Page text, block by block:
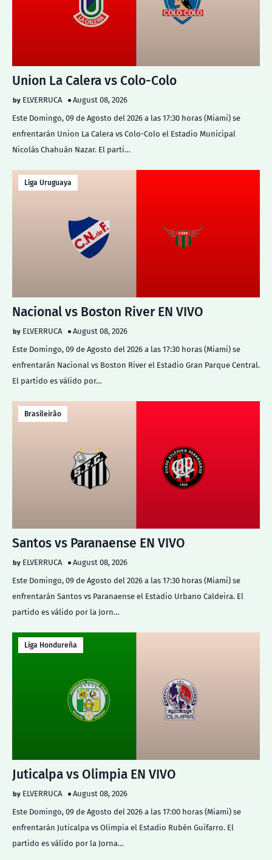
Union La Calera vs Colo-Colo
ELVERRUCA
August 08, 2026
Este Domingo, 09 de Agosto del 2026 a las 17:30 horas (Miami) se
enfrentarán Union La Calera vs Colo-Colo el Estadio Municipal
Nicolás Chahuán Nazar. El parti…
Liga Uruguaya
Nacional vs Boston River EN VIVO
ELVERRUCA
August 08, 2026
Este Domingo, 09 de Agosto del 2026 a las 17:30 horas (Miami) se
enfrentarán Nacional vs Boston River el Estadio Gran Parque Central.
El partido es válido por…
Brasileirão
Santos vs Paranaense EN VIVO
ELVERRUCA
August 08, 2026
Este Domingo, 09 de Agosto del 2026 a las 17:30 horas (Miami) se
enfrentarán Santos vs Paranaense el Estadio Urbano Caldeira. El
partido es válido por la Jorn…
Liga Hondureña
Juticalpa vs Olimpia EN VIVO
ELVERRUCA
August 08, 2026
Este Domingo, 09 de Agosto del 2026 a las 17:00 horas (Miami) se
enfrentarán Juticalpa vs Olimpia el Estadio Rubén Guifarro. El
partido es válido por la Jorna…